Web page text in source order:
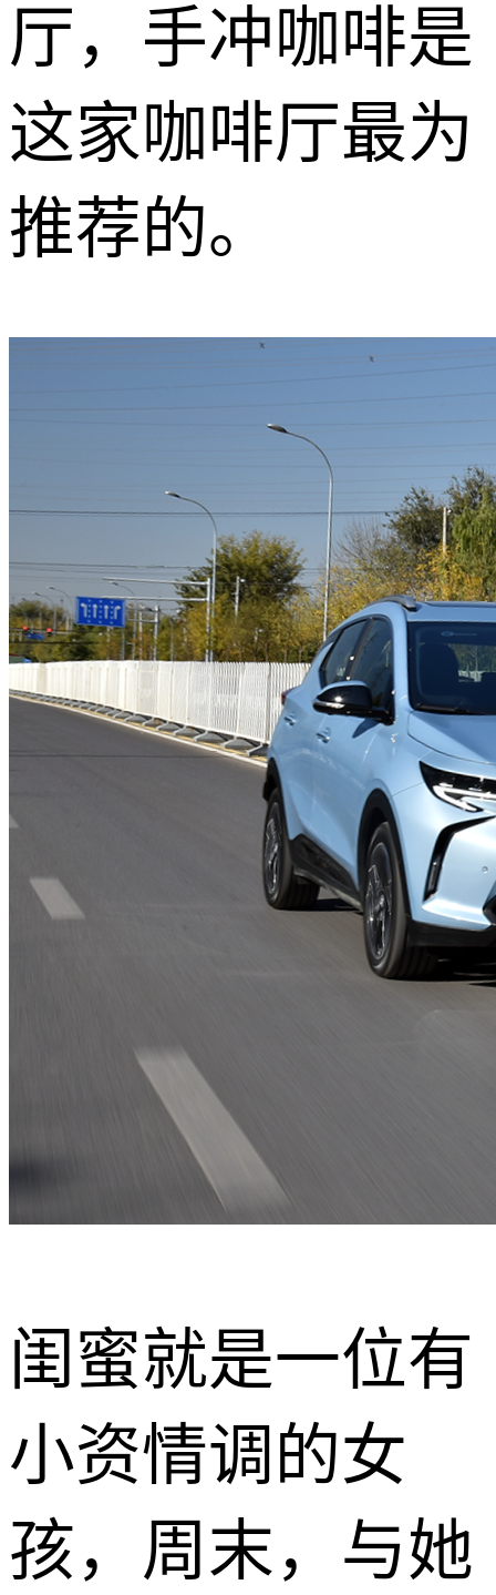
厅，手冲咖啡是
这家咖啡厅最为
推荐的。
闺蜜就是一位有
小资情调的女
孩，周末，与她